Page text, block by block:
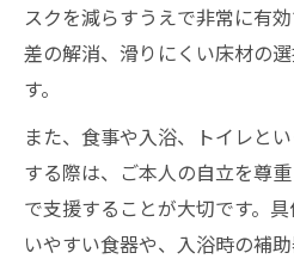
スクを減らすうえで非常に有
差の解消、滑りにくい床材の
す。
また、食事や入浴、トイレと
する際は、ご本人の自立を尊
で支援することが大切です。
いやすい食器や、入浴時の補